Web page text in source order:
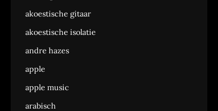
akoestische gitaar
akoestische isolatie
andre hazes
apple
apple music
arabisch